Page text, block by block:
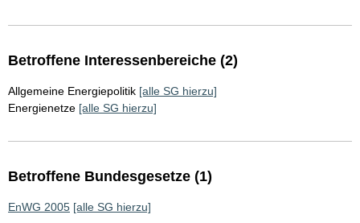
Betroffene Interessenbereiche (2)
Allgemeine Energiepolitik [alle SG hierzu]
Energienetze [alle SG hierzu]
Betroffene Bundesgesetze (1)
EnWG 2005 [alle SG hierzu]